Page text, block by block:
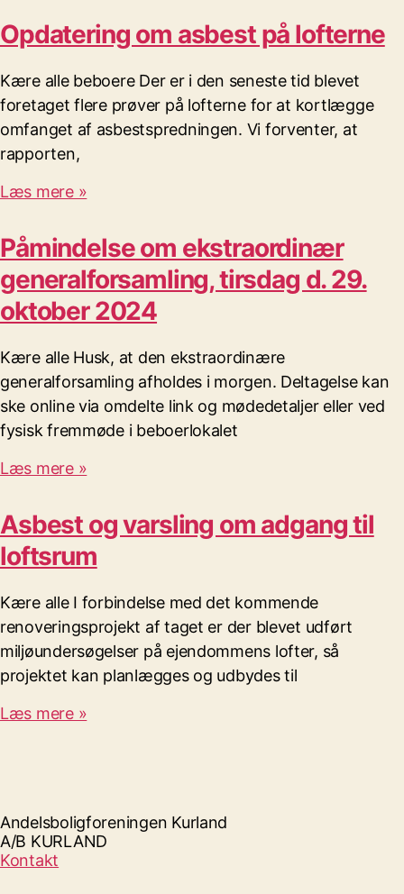
Opdatering om asbest på lofterne
Kære alle beboere Der er i den seneste tid blevet
foretaget flere prøver på lofterne for at kortlægge
omfanget af asbestspredningen. Vi forventer, at
rapporten,
Læs mere »
Påmindelse om ekstraordinær
generalforsamling, tirsdag d. 29.
oktober 2024
Kære alle Husk, at den ekstraordinære
generalforsamling afholdes i morgen. Deltagelse kan
ske online via omdelte link og mødedetaljer eller ved
fysisk fremmøde i beboerlokalet
Læs mere »
Asbest og varsling om adgang til
loftsrum
Kære alle I forbindelse med det kommende
renoveringsprojekt af taget er der blevet udført
miljøundersøgelser på ejendommens lofter, så
projektet kan planlægges og udbydes til
Læs mere »
Andelsboligforeningen Kurland
A/B KURLAND
Kontakt